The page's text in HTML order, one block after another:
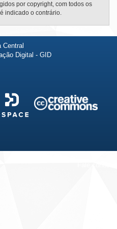
por copyright, com todos os
indicado o contrário.
Central
Digital - GID